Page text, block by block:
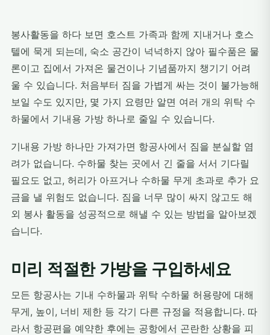
봉사활동을 하다 보면 호스트 가족과 함께 지내거나 호스
텔에 묵게 되는데, 숙소 공간이 넉넉하지 않아 필수품은 물
론이고 집에서 가져온 물건이나 기념품까지 챙기기 어려
울 수 있습니다. 처음부터 짐을 가볍게 싸는 것이 불가능해
보일 수도 있지만, 몇 가지 요령만 알면 여러 개의 위탁 수
하물에서 기내용 가방 하나로 줄일 수 있습니다.
기내용 가방 하나만 가져가면 항공사에서 짐을 분실할 염
려가 없습니다. 수하물 찾는 곳에서 긴 줄을 서서 기다릴
필요도 없고, 허리가 아프거나 수하물 무게 초과로 추가 요
금을 낼 위험도 없습니다. 짐을 너무 많이 싸지 않고도 해
외 봉사 활동을 성공적으로 해낼 수 있는 방법을 알아보겠
습니다.
미리 적절한 가방을 구입하세요
모든 항공사는 기내 수하물과 위탁 수하물 허용량에 대해
무게, 높이, 너비 제한 등 각기 다른 규정을 적용합니다. 따
라서 항공편을 예약한 후에는 공항에서 곤란한 상황을 피